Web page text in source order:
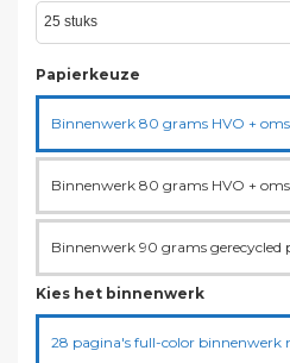
Papierkeuze
Binnenwerk 80 grams HVO +
Binnenwerk 80 grams HVO +
Binnenwerk 90 grams gerecycled
Kies het binnenwerk
28 pagina's full-color binnenwerk